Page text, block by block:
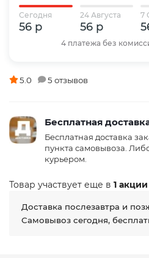
Сегодня
56 р
24 Августа
56 р
7
4 платежа без
5.0 5 отзывов
Бесплатная
Бесплатная доставка
пункта самовывоза.
курьером.
Товар участвует еще в 1 акции
Доставка послезавтра и
Самовывоз сегодня,